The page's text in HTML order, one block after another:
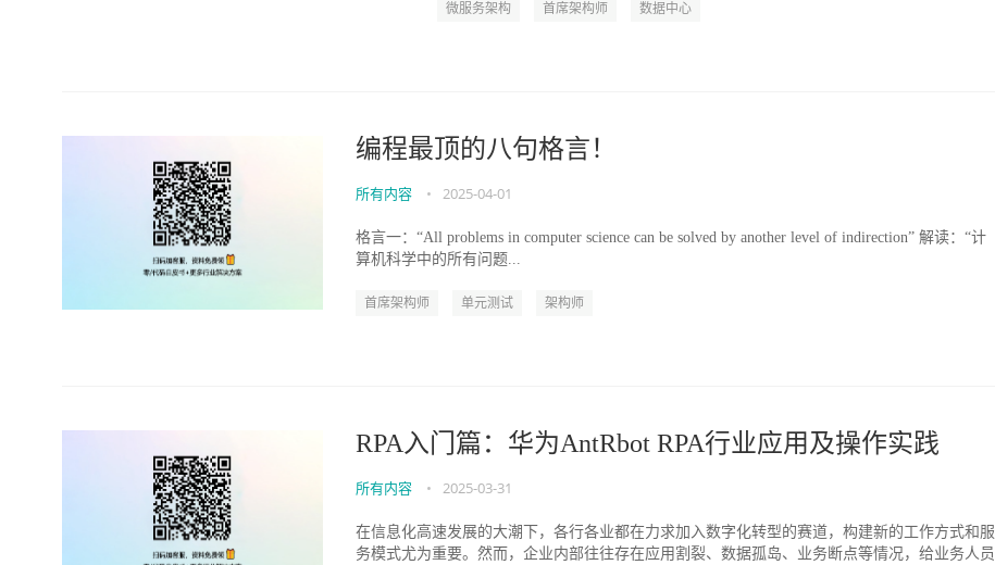
微服务架构 首席架构师 数据中心
编程最顶的八句格言！
所有内容 • 2025-04-01
格言一：“All problems in computer science can be solved by another level of indirection” 解读：“计
算机科学中的所有问题...
首席架构师 单元测试 架构师
RPA入门篇：华为AntRbot RPA行业应用及操作实践
所有内容 • 2025-03-31
在信息化高速发展的大潮下，各行各业都在力求加入数字化转型的赛道，构建新的工作方式和服
务模式尤为重要。然而，企业内部往往存在应用割裂、数据孤岛、业务断点等情况，给业务人员